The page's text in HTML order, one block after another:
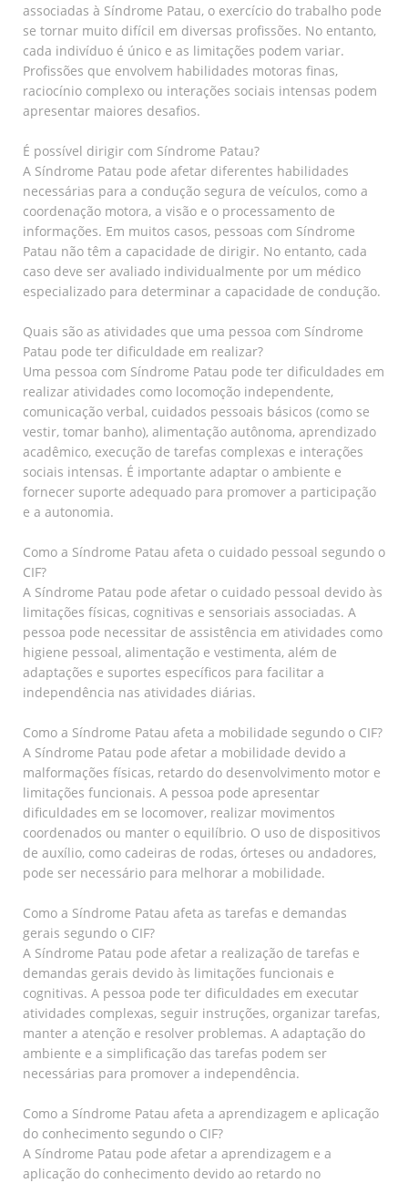
associadas à Síndrome Patau, o exercício do trabalho pode
se tornar muito difícil em diversas profissões. No entanto,
cada indivíduo é único e as limitações podem variar.
Profissões que envolvem habilidades motoras finas,
raciocínio complexo ou interações sociais intensas podem
apresentar maiores desafios.
É possível dirigir com Síndrome Patau?
A Síndrome Patau pode afetar diferentes habilidades
necessárias para a condução segura de veículos, como a
coordenação motora, a visão e o processamento de
informações. Em muitos casos, pessoas com Síndrome
Patau não têm a capacidade de dirigir. No entanto, cada
caso deve ser avaliado individualmente por um médico
especializado para determinar a capacidade de condução.
Quais são as atividades que uma pessoa com Síndrome
Patau pode ter dificuldade em realizar?
Uma pessoa com Síndrome Patau pode ter dificuldades em
realizar atividades como locomoção independente,
comunicação verbal, cuidados pessoais básicos (como se
vestir, tomar banho), alimentação autônoma, aprendizado
acadêmico, execução de tarefas complexas e interações
sociais intensas. É importante adaptar o ambiente e
fornecer suporte adequado para promover a participação
e a autonomia.
Como a Síndrome Patau afeta o cuidado pessoal segundo o
CIF?
A Síndrome Patau pode afetar o cuidado pessoal devido às
limitações físicas, cognitivas e sensoriais associadas. A
pessoa pode necessitar de assistência em atividades como
higiene pessoal, alimentação e vestimenta, além de
adaptações e suportes específicos para facilitar a
independência nas atividades diárias.
Como a Síndrome Patau afeta a mobilidade segundo o CIF?
A Síndrome Patau pode afetar a mobilidade devido a
malformações físicas, retardo do desenvolvimento motor e
limitações funcionais. A pessoa pode apresentar
dificuldades em se locomover, realizar movimentos
coordenados ou manter o equilíbrio. O uso de dispositivos
de auxílio, como cadeiras de rodas, órteses ou andadores,
pode ser necessário para melhorar a mobilidade.
Como a Síndrome Patau afeta as tarefas e demandas
gerais segundo o CIF?
A Síndrome Patau pode afetar a realização de tarefas e
demandas gerais devido às limitações funcionais e
cognitivas. A pessoa pode ter dificuldades em executar
atividades complexas, seguir instruções, organizar tarefas,
manter a atenção e resolver problemas. A adaptação do
ambiente e a simplificação das tarefas podem ser
necessárias para promover a independência.
Como a Síndrome Patau afeta a aprendizagem e aplicação
do conhecimento segundo o CIF?
A Síndrome Patau pode afetar a aprendizagem e a
aplicação do conhecimento devido ao retardo no